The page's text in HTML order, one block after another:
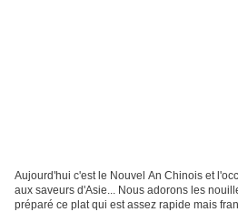
Aujourd'hui c'est le Nouvel An Chinois et
aux saveurs d'Asie... Nous adorons les
préparé ce plat qui est assez rapide mais